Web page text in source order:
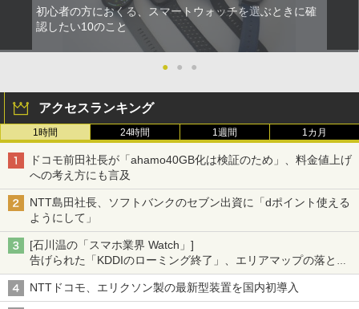
初心者の方におくる、スマートウォッチを選ぶときに確
認したい10のこと
● ● ●
アクセスランキング
1時間 24時間 1週間 1カ月
ドコモ前田社長が「ahamo40GB化は検証のため」、料金値上げ
への考え方にも言及
NTT島田社長、ソフトバンクのセブン出資に「dポイント使える
ようにして」
[石川温の「スマホ業界 Watch」]
告げられた「KDDIのローミング終了」、エリアマップの落とし
穴と楽天モバイルの課題
NTTドコモ、エリクソン製の最新型装置を国内初導入